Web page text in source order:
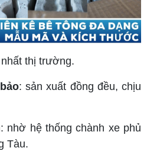
thị trường.
: sản xuất đồng đều, chịu
: nhờ hệ thống chành xe phủ
Tàu.